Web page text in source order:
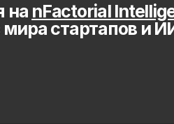
на nFactorial
мира стартапов и